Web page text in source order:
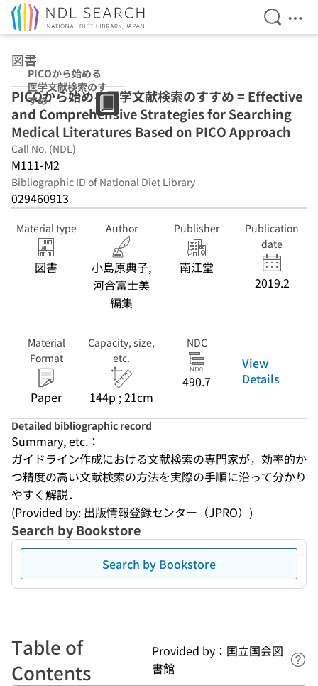
Open
図書
PICOから始める
医学文献検索のす
すめ
PICOから始める医学文献検索のすすめ = Effective
and Comprehensive Strategies for Searching
Medical Literatures Based on PICO Approach
Call No. (NDL)
M111-M2
Bibliographic ID of National Diet Library
029460913
Material type
図書
Author
小島原典子,
河合富士美
編集
Publisher
南江堂
Publication
date
2019.2
Material
Format
Paper
Capacity, size,
etc.
144p ; 21cm
NDC
490.7
View
Details
Detailed bibliographic record
Summary, etc.：
ガイドライン作成における文献検索の専門家が，効率的か
つ精度の高い文献検索の方法を実際の手順に沿って分かり
やすく解説．
(Provided by: 出版情報登録センター（JPRO）)
Search by Bookstore
Search by Bookstore
Table of
Contents
Provided by：国立国会図
書館